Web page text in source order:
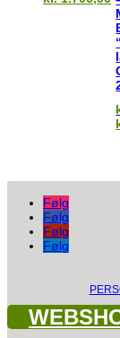
Følg
Følg
Følg
Følg